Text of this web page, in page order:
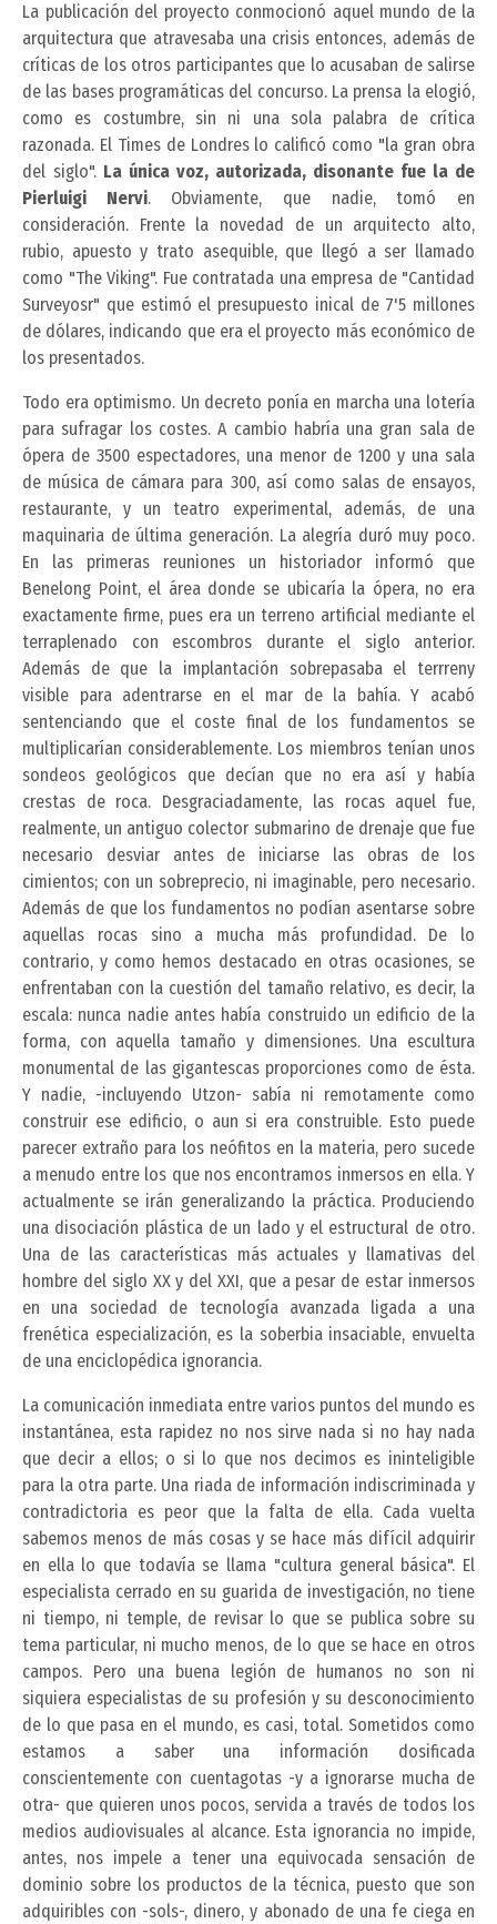
La publicación del proyecto conmocionó aquel mundo de la
arquitectura que atravesaba una crisis entonces, además de
críticas de los otros participantes que lo acusaban de salirse
de las bases programáticas del concurso. La prensa la elogió,
como es costumbre, sin ni una sola palabra de crítica
razonada. El Times de Londres lo calificó como "la gran obra
del siglo". La única voz, autorizada, disonante fue la de
Pierluigi Nervi. Obviamente, que nadie, tomó en
consideración. Frente la novedad de un arquitecto alto,
rubio, apuesto y trato asequible, que llegó a ser llamado
como "The Viking". Fue contratada una empresa de "Cantidad
Surveyosr" que estimó el presupuesto inical de 7'5 millones
de dólares, indicando que era el proyecto más económico de
los presentados.
Todo era optimismo. Un decreto ponía en marcha una lotería
para sufragar los costes. A cambio habría una gran sala de
ópera de 3500 espectadores, una menor de 1200 y una sala
de música de cámara para 300, así como salas de ensayos,
restaurante, y un teatro experimental, además, de una
maquinaria de última generación. La alegría duró muy poco.
En las primeras reuniones un historiador informó que
Benelong Point, el área donde se ubicaría la ópera, no era
exactamente firme, pues era un terreno artificial mediante el
terraplenado con escombros durante el siglo anterior.
Además de que la implantación sobrepasaba el terrreny
visible para adentrarse en el mar de la bahía. Y acabó
sentenciando que el coste final de los fundamentos se
multiplicarían considerablemente. Los miembros tenían unos
sondeos geológicos que decían que no era así y había
crestas de roca. Desgraciadamente, las rocas aquel fue,
realmente, un antiguo colector submarino de drenaje que fue
necesario desviar antes de iniciarse las obras de los
cimientos; con un sobreprecio, ni imaginable, pero necesario.
Además de que los fundamentos no podían asentarse sobre
aquellas rocas sino a mucha más profundidad. De lo
contrario, y como hemos destacado en otras ocasiones, se
enfrentaban con la cuestión del tamaño relativo, es decir, la
escala: nunca nadie antes había construido un edificio de la
forma, con aquella tamaño y dimensiones. Una escultura
monumental de las gigantescas proporciones como de ésta.
Y nadie, -incluyendo Utzon- sabía ni remotamente como
construir ese edificio, o aun si era construible. Esto puede
parecer extraño para los neófitos en la materia, pero sucede
a menudo entre los que nos encontramos inmersos en ella. Y
actualmente se irán generalizando la práctica. Produciendo
una disociación plástica de un lado y el estructural de otro.
Una de las características más actuales y llamativas del
hombre del siglo XX y del XXI, que a pesar de estar inmersos
en una sociedad de tecnología avanzada ligada a una
frenética especialización, es la soberbia insaciable, envuelta
de una enciclopédica ignorancia.
La comunicación inmediata entre varios puntos del mundo es
instantánea, esta rapidez no nos sirve nada si no hay nada
que decir a ellos; o si lo que nos decimos es ininteligible
para la otra parte. Una riada de información indiscriminada y
contradictoria es peor que la falta de ella. Cada vuelta
sabemos menos de más cosas y se hace más difícil adquirir
en ella lo que todavía se llama "cultura general básica". El
especialista cerrado en su guarida de investigación, no tiene
ni tiempo, ni temple, de revisar lo que se publica sobre su
tema particular, ni mucho menos, de lo que se hace en otros
campos. Pero una buena legión de humanos no son ni
siquiera especialistas de su profesión y su desconocimiento
de lo que pasa en el mundo, es casi, total. Sometidos como
estamos a saber una información dosificada
conscientemente con cuentagotas -y a ignorarse mucha de
otra- que quieren unos pocos, servida a través de todos los
medios audiovisuales al alcance. Esta ignorancia no impide,
antes, nos impele a tener una equivocada sensación de
dominio sobre los productos de la técnica, puesto que son
adquiribles con -sols-, dinero, y abonado de una fe ciega en